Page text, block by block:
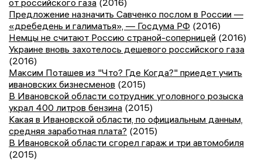
Предложение назначить Савченко послом в России —
«дребедень и галиматья», — Госдума РФ (2016)
Немцы не считают Россию страной-соперницей (2016)
Украине вновь захотелось дешевого российского газа
(2016)
Максим Поташев из "Что? Где Когда?" приедет учить
ивановских бизнесменов (2015)
В Ивановской области сотрудник уголовного розыска
украл 400 литров бензина (2015)
Какая в Ивановской области, по официальным данным,
средняя заработная плата? (2015)
В Ивановской области сгорел гараж и три автомобиля
(2015)